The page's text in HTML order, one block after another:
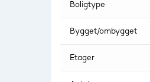
Boligtype
Bygget/ombygget
Etager